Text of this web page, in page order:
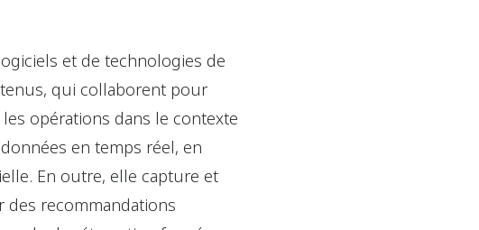
et de technologies de
qui collaborent pour
opérations dans le contexte
en temps réel, en
En outre, elle capture et
recommandations